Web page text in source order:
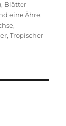
, Blätter
eine Ähre,
,
,Tropischer